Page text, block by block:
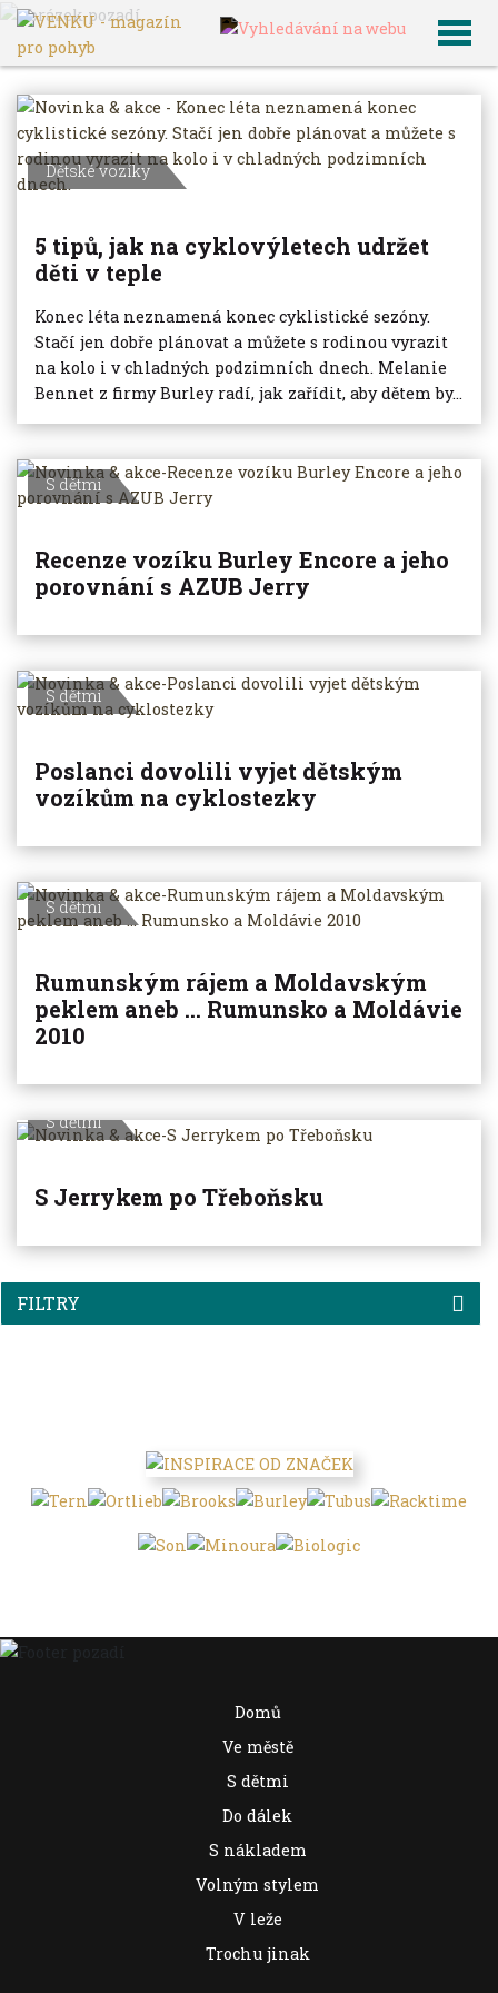
VENKU Archiv článků
FILTRY
Dětské vozíky
5 tipů, jak na cyklovýletech udržet
děti v teple
Konec léta neznamená konec cyklistické sezóny.
Stačí jen dobře plánovat a můžete s rodinou vyrazit
na kolo i v chladných podzimních dnech. Melanie
Bennet z firmy Burley radí, jak zařídit, aby dětem by...
S dětmi
Recenze vozíku Burley Encore a jeho
porovnání s AZUB Jerry
S dětmi
Poslanci dovolili vyjet dětským
vozíkům na cyklostezky
S dětmi
Rumunským rájem a Moldavským
peklem aneb ... Rumunsko a Moldávie
2010
S dětmi
S Jerrykem po Třeboňsku
Domů
Ve městě
S dětmi
Do dálek
S nákladem
Volným stylem
V leže
Trochu jinak